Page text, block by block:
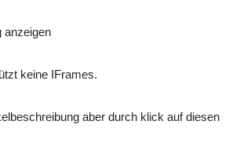
anzeigen
keine IFrames.
aber durch klick auf diesen